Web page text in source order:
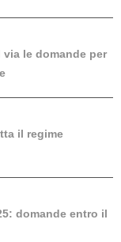
via le domande per
il regime
domande entro il